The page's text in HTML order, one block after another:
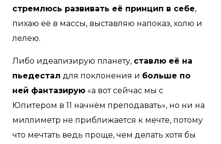
стремлюсь развивать её принцип в себе,
пихаю её в массы, выставляю напоказ, холю и
лелею.
Либо идеализирую планету, ставлю её на
пьедестал для поклонения и больше по
ней фантазирую «а вот сейчас мы с
Юпитером в 11 начнём преподавать», но ни на
миллиметр не приближается к мечте, потому
что мечтать ведь проще, чем делать хотя бы